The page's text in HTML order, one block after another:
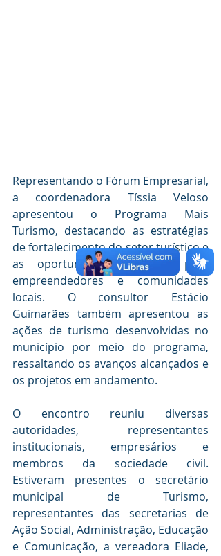
Representando o Fórum Empresarial,
a coordenadora Tíssia Veloso
apresentou o Programa Mais
Turismo, destacando as estratégias
de fortalecimento do setor turístico e
as oportunidades geradas para
empreendedores e comunidades
locais. O consultor Estácio
Guimarães também apresentou as
ações de turismo desenvolvidas no
município por meio do programa,
ressaltando os avanços alcançados e
os projetos em andamento.
O encontro reuniu diversas
autoridades, representantes
institucionais, empresários e
membros da sociedade civil.
Estiveram presentes o secretário
municipal de Turismo,
representantes das secretarias de
Ação Social, Administração, Educação
e Comunicação, a vereadora Eliade,